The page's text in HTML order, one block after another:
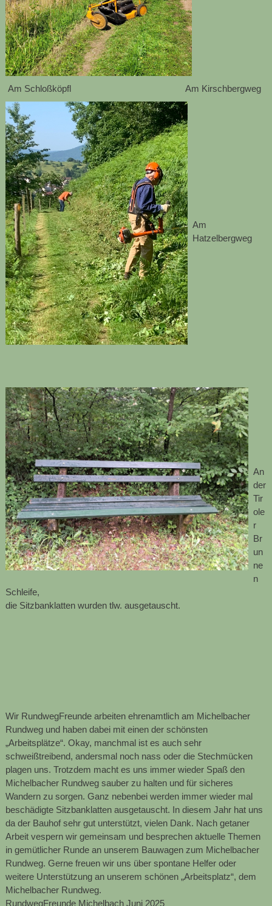
Am Schloßköpfl Am Kirschbergweg
Am
Hatzelbergweg
An
der
Tir
ole
r
Br
un
ne
n
Schleife,
die Sitzbanklatten wurden tlw. ausgetauscht.
Wir RundwegFreunde arbeiten ehrenamtlich am Michelbacher
Rundweg und haben dabei mit einen der schönsten
„Arbeitsplätze“. Okay, manchmal ist es auch sehr
schweißtreibend, andersmal noch nass oder die Stechmücken
plagen uns. Trotzdem macht es uns immer wieder Spaß den
Michelbacher Rundweg sauber zu halten und für sicheres
Wandern zu sorgen. Ganz nebenbei werden immer wieder mal
beschädigte Sitzbanklatten ausgetauscht. In diesem Jahr hat uns
da der Bauhof sehr gut unterstützt, vielen Dank. Nach getaner
Arbeit vespern wir gemeinsam und besprechen aktuelle Themen
in gemütlicher Runde an unserem Bauwagen zum Michelbacher
Rundweg. Gerne freuen wir uns über spontane Helfer oder
weitere Unterstützung an unserem schönen „Arbeitsplatz“, dem
Michelbacher Rundweg.
RundwegFreunde Michelbach Juni 2025